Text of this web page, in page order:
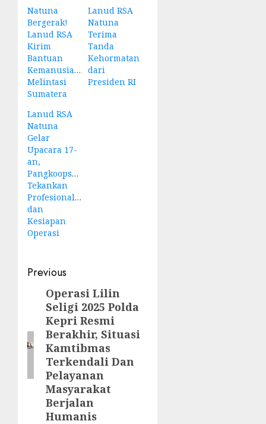
Natuna
Bergerak!
Lanud RSA
Kirim
Bantuan
Kemanusiaan
Melintasi
Sumatera
Lanud RSA
Natuna
Terima
Tanda
Kehormatan
dari
Presiden RI
Lanud RSA
Natuna
Gelar
Upacara 17-
an,
Pangkoopsudnas
Tekankan
Profesionalisme
dan
Kesiapan
Operasi
Post
navigation
Previous
Previous
post:
Operasi Lilin
Seligi 2025 Polda
Kepri Resmi
Berakhir, Situasi
Kamtibmas
Terkendali Dan
Pelayanan
Masyarakat
Berjalan
Humanis